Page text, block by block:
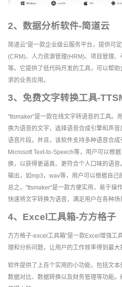
2、数据分析软件-简道云
简道云"是一款企业级云服务平台，提供可
(CRM)、人力资源管理(HRM)、项目管理
等。它提供了低代码开发的工具，可以帮
求的业务应用。
3、免费文字转换工具-
"ttsmaker"是一款在线文字转语音的工具。
换为语音的文字，选择语音合成引擎和声
语音片段。并且，该软件支持多种语音合
Microsoft Text-to-Speech等，用户可以根
换，以获得更逼真、更符合个人口味的语
输出，如mp3，wav等，用户可以根据自己
总之，"ttsmaker"是一款方便实用，易于操
快速将文字转换为语音，满足用户在各种场
4、Excel工具箱-方方格子
方方格子-excel工具箱"是一款Excel增强工
理和分析问题，让用户的工作效率得到最大
软件提供了上百个实用的小功能，包括文本
数据对比、数据转换以及财务管理等功能